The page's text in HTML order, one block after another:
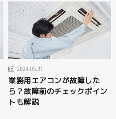
2024.05.21
業務用エアコンが故障した
ら？故障前のチェックポイン
トも解説